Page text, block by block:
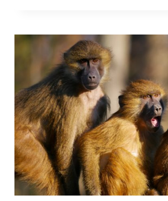
BLOGGERA
NA
WORDPRESS?